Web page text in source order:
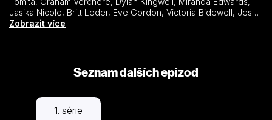
Zobrazit více
Seznam dalších epizod
1. série